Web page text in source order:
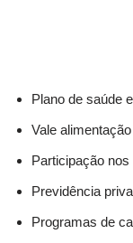
Plano de saúde
Vale
Participação nos
Previdência
Programas de